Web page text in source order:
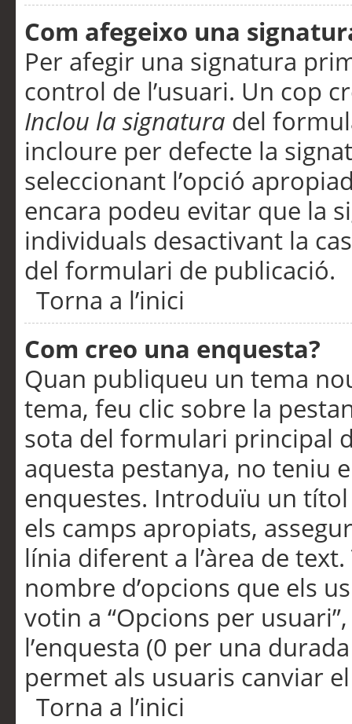
Com afegeixo una
Per afegir una signatura
control de l’usuari. Un cop
Inclou la signatura del
incloure per defecte la
seleccionant l’opció
encara podeu evitar que la
individuals desactivant la
del formulari de publicació.
Torna a l’inici
Com creo una enquesta?
Quan publiqueu un tema
tema, feu clic sobre la
sota del formulari principal
aquesta pestanya, no teniu
enquestes. Introduïu un
els camps apropiats,
línia diferent a l’àrea de
nombre d’opcions que els
votin a “Opcions per
l’enquesta (0 per una
permet als usuaris canviar
Torna a l’inici